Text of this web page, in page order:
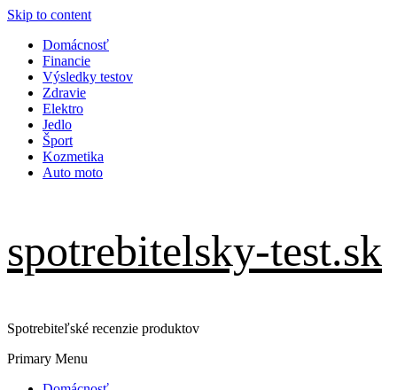
Skip to content
Domácnosť
Financie
Výsledky testov
Zdravie
Elektro
Jedlo
Šport
Kozmetika
Auto moto
spotrebitelsky-test.sk
Spotrebiteľské recenzie produktov
Primary Menu